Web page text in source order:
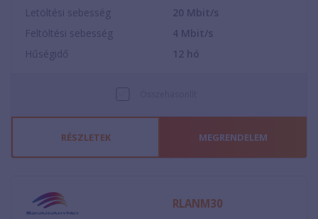
Letöltési sebesség
20 Mbit/s
Feltöltési sebesség
4 Mbit/s
Hűségidő
12 hó
RÉSZLETEK MEGRENDELEM
RLANM30